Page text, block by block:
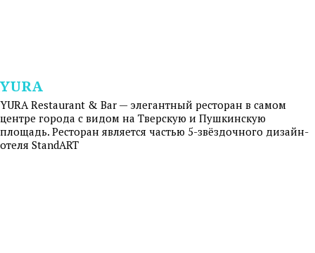
YURA
YURA Restaurant & Bar — элегантный ресторан в самом
центре города с видом на Тверскую и Пушкинскую
площадь. Ресторан является частью 5-звёздочного дизайн-
отеля StandART